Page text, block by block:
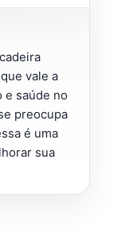
vale a
e saúde no
preocupa
é uma
sua